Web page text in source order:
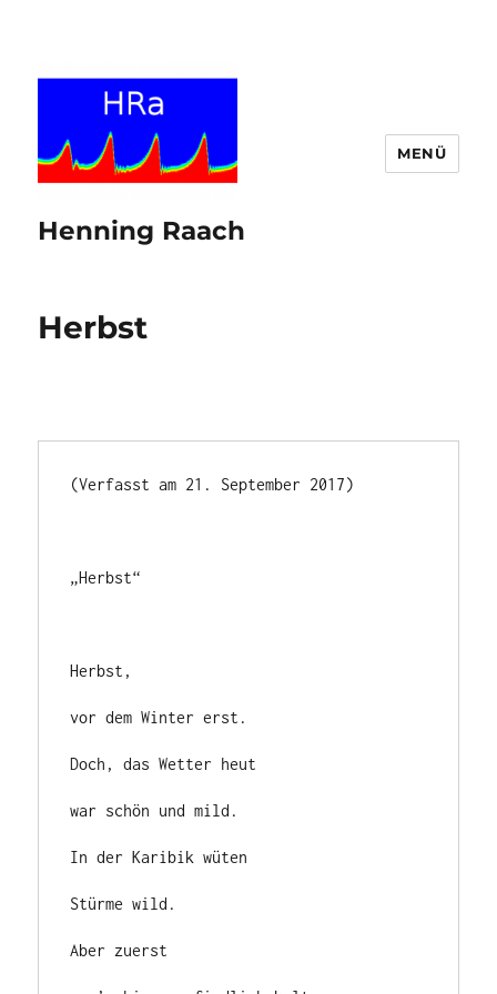
Henning Raach
MENÜ
Herbst
(Verfasst am 21. September 2017)
„Herbst“
Herbst,
vor dem Winter erst.
Doch, das Wetter heut
war schön und mild.
In der Karibik wüten
Stürme wild.
Aber zuerst